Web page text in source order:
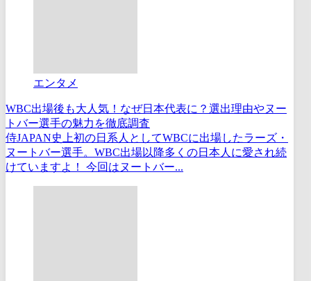
エンタメ
WBC出場後も大人気！なぜ日本代表に？選出理由やヌー
トバー選手の魅力を徹底調査
侍JAPAN史上初の日系人としてWBCに出場したラーズ・
ヌートバー選手。WBC出場以降多くの日本人に愛され続
けていますよ！ 今回はヌートバー...